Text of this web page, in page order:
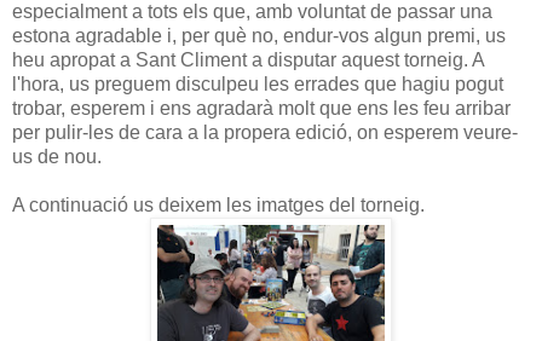
especialment a tots els que, amb voluntat de passar una
estona agradable i, per què no, endur-vos algun premi, us
heu apropat a Sant Climent a disputar aquest torneig. A
l'hora, us preguem disculpeu les errades que hagiu pogut
trobar, esperem i ens agradarà molt que ens les feu arribar
per pulir-les de cara a la propera edició, on esperem veure-
us de nou.
A continuació us deixem les imatges del torneig.